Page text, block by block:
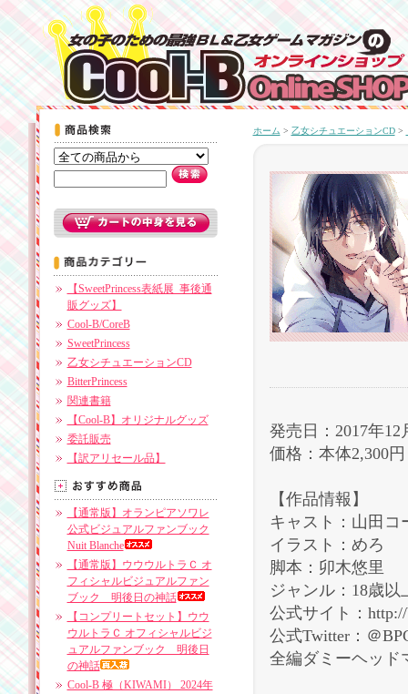
【SweetPrincess表紙展_事後通
販グッズ】
Cool-B/CoreB
SweetPrincess
乙女シチュエーションCD
BitterPrincess
関連書籍
【Cool-B】オリジナルグッズ
委託販売
【訳アリセール品】
【通常版】オランピアソワレ
公式ビジュアルファンブック
Nuit Blanche
【通常版】ウウウルトラＣ オ
フィシャルビジュアルファン
ブック 明後日の神話
【コンプリートセット】ウウ
ウルトラＣ オフィシャルビジ
ュアルファンブック 明後日
の神話
Cool-B 極（KIWAMI） 2024年
ホーム > 乙女シチュエーションCD>
発売日：2017年12
価格：本体2,300
【作品情報】
キャスト：山田コ
イラスト：めろ
脚本：卯木悠里
ジャンル：18歳
公式サイト：http://
公式Twitter：＠
全編ダミーヘッド